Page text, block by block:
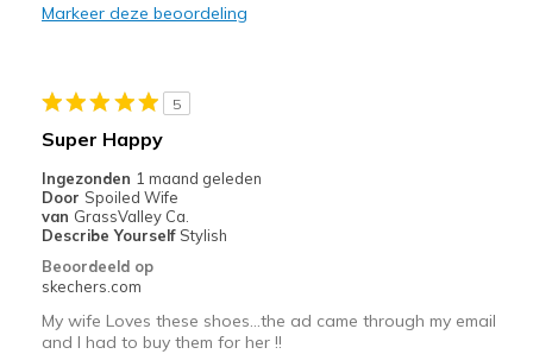
Going Out
Travel
Width
Feels true to width
Sizing
View On Shoes
Shoes are for Wearing
Markeer deze beoordeling
5
Super Happy
Ingezonden 1 maand geleden
Door Spoiled Wife
van GrassValley Ca.
Describe Yourself Stylish
Beoordeeld op
skechers.com
My wife Loves these shoes...the ad came through my email
and I had to buy them for her !!